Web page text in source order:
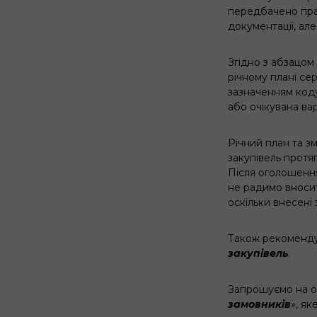
передбачено
документації,
Згідно з абзацом
річному плані
зазначенням
або очікувана
Річний план та
закупівель
Після
не радимо
оскільки
Також
закупівель.
Запрошуємо на
замовників»,